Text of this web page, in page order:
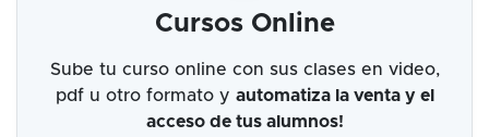
Cursos Online
Sube tu curso online con sus clases en video,
pdf u otro formato y automatiza la venta y el
acceso de tus alumnos!